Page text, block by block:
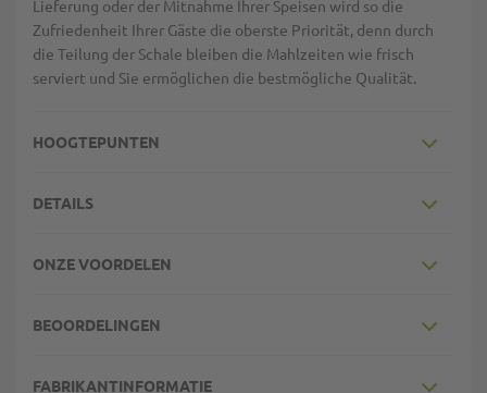
Lieferung oder der Mitnahme Ihrer Speisen wird so die
Zufriedenheit Ihrer Gäste die oberste Priorität, denn durch
die Teilung der Schale bleiben die Mahlzeiten wie frisch
serviert und Sie ermöglichen die bestmögliche Qualität.
HOOGTEPUNTEN
DETAILS
ONZE VOORDELEN
BEOORDELINGEN
FABRIKANTINFORMATIE